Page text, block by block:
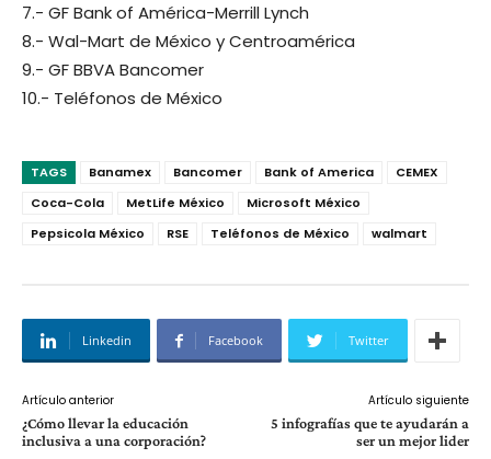
7.- GF Bank of América-Merrill Lynch
8.- Wal-Mart de México y Centroamérica
9.- GF BBVA Bancomer
10.- Teléfonos de México
TAGS Banamex Bancomer Bank of America
CEMEX
Coca-Cola
MetLife México
Microsoft México
Pepsicola México
RSE Teléfonos de México walmart
Linkedin Facebook Twitter
Artículo anterior
¿Cómo llevar la educación
inclusiva a una corporación?
Artículo siguiente
5 infografías que te ayudarán a
ser un mejor lider